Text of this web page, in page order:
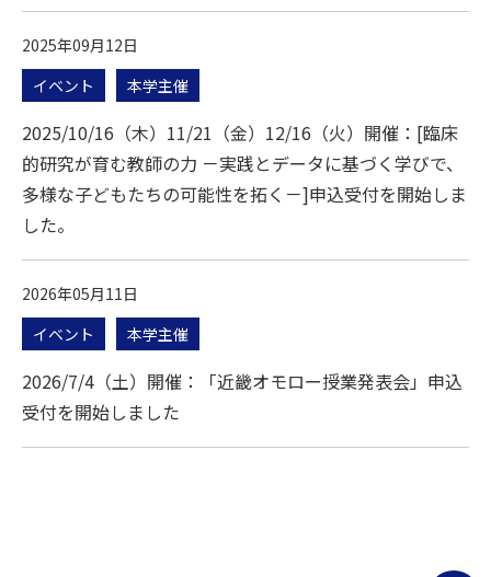
2025年09月12日
イベント
本学主催
2025/10/16（木）11/21（金）12/16（火）開催：[臨床
的研究が育む教師の力 －実践とデータに基づく学びで、
多様な子どもたちの可能性を拓く－]申込受付を開始しま
した。
2026年05月11日
イベント
本学主催
2026/7/4（土）開催：「近畿オモロー授業発表会」申込
受付を開始しました